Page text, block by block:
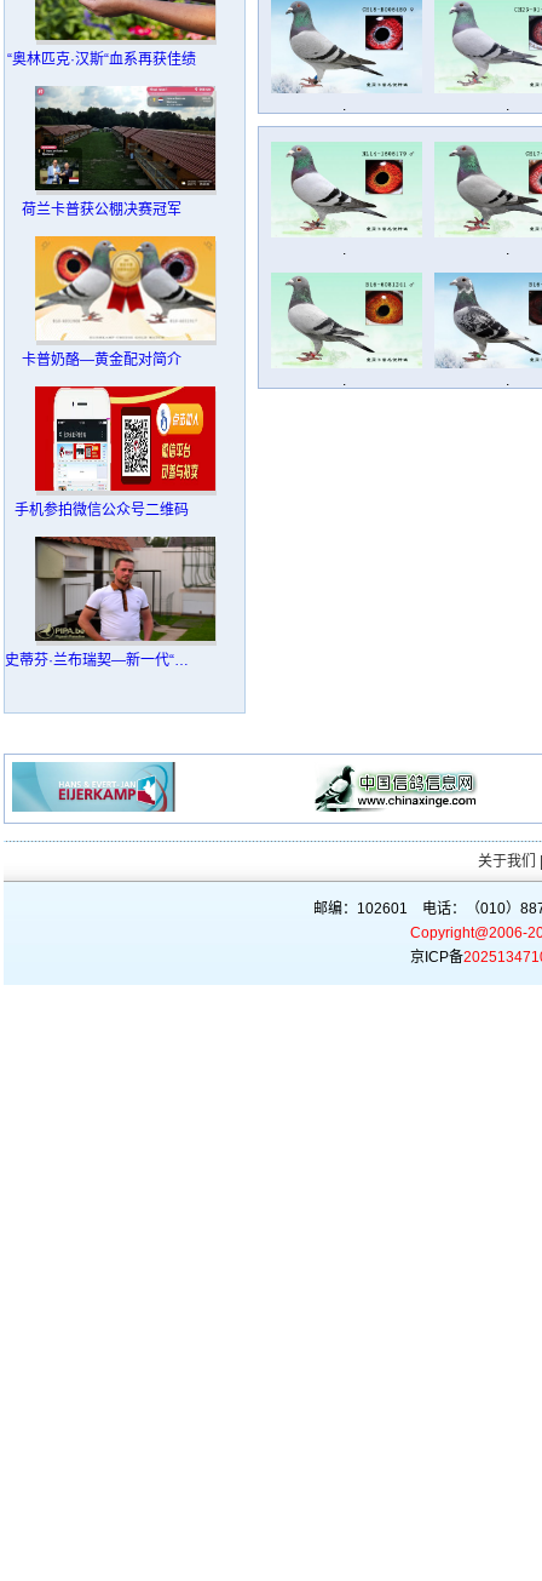
“奥林匹克·汉斯“血系再获佳绩
荷兰卡普获公棚决赛冠军
卡普奶酪—黄金配对简介
手机参拍微信公众号二维码
史蒂芬·兰布瑞契—新一代“利奥·贺尔曼斯”
. .
. .
. .
关于我们
邮编：102601 电话：（010）
Copyright@2006-
京ICP备